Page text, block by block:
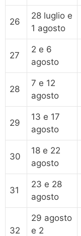
26
28 luglio e
1 agosto
27
2 e 6
agosto
28
7 e 12
agosto
29
13 e 17
agosto
30
18 e 22
agosto
31
23 e 28
agosto
32
29 agosto
e 2